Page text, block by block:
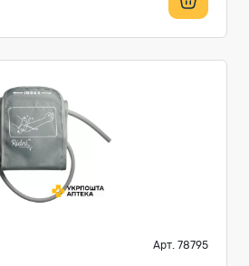
Арт. 78795